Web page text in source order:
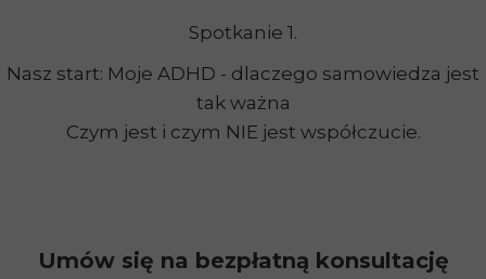
Umów się na bezpłatną konsultację
Spotkanie 1.
Nasz start: Moje ADHD - dlaczego samowiedza jest
tak ważna
Czym jest i czym NIE jest współczucie.